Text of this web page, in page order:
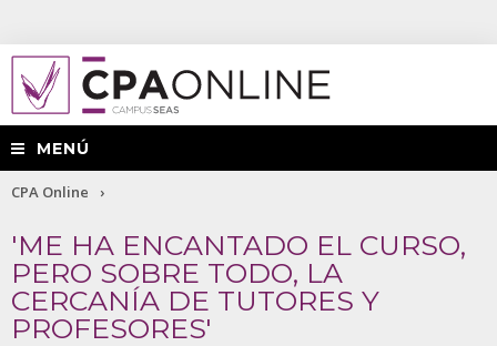
MENÚ
Usted
está
aquí
CPA Online
'ME HA ENCANTADO EL CURSO,
PERO SOBRE TODO, LA
CERCANÍA DE TUTORES Y
PROFESORES'